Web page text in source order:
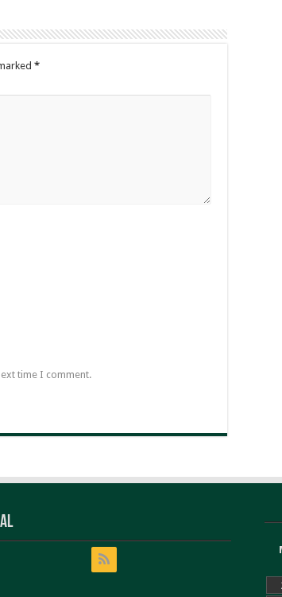
*
time I comment.